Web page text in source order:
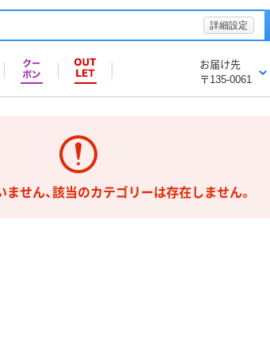
詳細設定
お届け先
〒135-0061
せん、該当のカテゴリーは存在しません。